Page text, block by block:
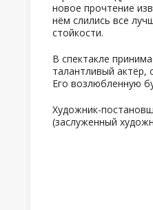
новое прочтение
нём слились все
стойкости.
В спектакле
талантливый актёр,
Его возлюбленную
Художник-
(заслуженный